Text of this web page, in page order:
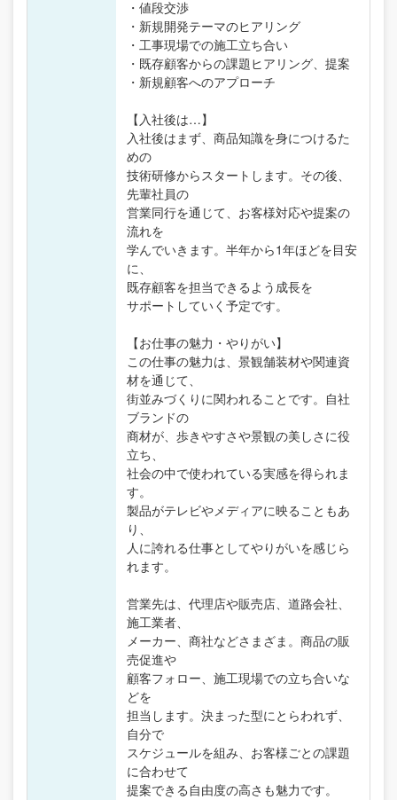
・値段交渉
・新規開発テーマのヒアリング
・工事現場での施工立ち合い
・既存顧客からの課題ヒアリング、提案
・新規顧客へのアプローチ
【入社後は…】
入社後はまず、商品知識を身につけるた
めの
技術研修からスタートします。その後、
先輩社員の
営業同行を通じて、お客様対応や提案の
流れを
学んでいきます。半年から1年ほどを目安
に、
既存顧客を担当できるよう成長を
サポートしていく予定です。
【お仕事の魅力・やりがい】
この仕事の魅力は、景観舗装材や関連資
材を通じて、
街並みづくりに関われることです。自社
ブランドの
商材が、歩きやすさや景観の美しさに役
立ち、
社会の中で使われている実感を得られま
す。
製品がテレビやメディアに映ることもあ
り、
人に誇れる仕事としてやりがいを感じら
れます。
営業先は、代理店や販売店、道路会社、
施工業者、
メーカー、商社などさまざま。商品の販
売促進や
顧客フォロー、施工現場での立ち合いな
どを
担当します。決まった型にとらわれず、
自分で
スケジュールを組み、お客様ごとの課題
に合わせて
提案できる自由度の高さも魅力です。